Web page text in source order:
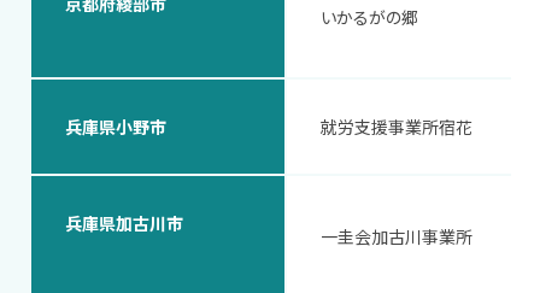
いかるがの郷
兵庫県小野市 就労支援事業所宿花
兵庫県加古川市
一圭会加古川事業所